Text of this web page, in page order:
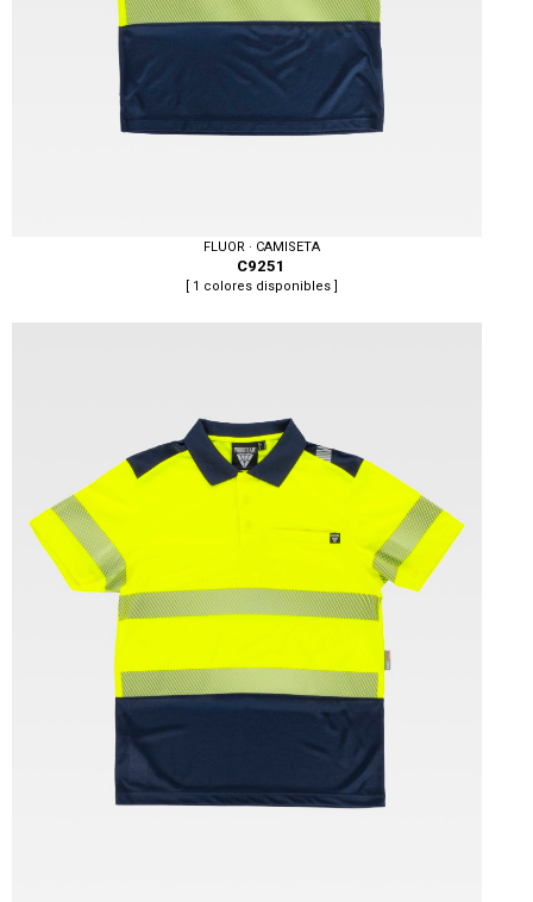
Tallas: S, M, L, XL, XXL, 3XL
FLUOR · CAMISETA
C9251
[ 1 colores disponibles ]